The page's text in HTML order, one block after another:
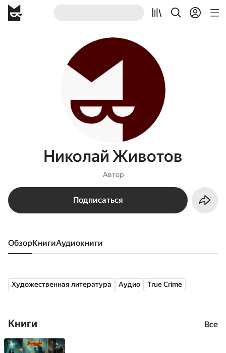
Николай Животов
Автор
Подписаться
Обзор книги аудиокниги
Художественная литература Аудио True Crime
Книги Все